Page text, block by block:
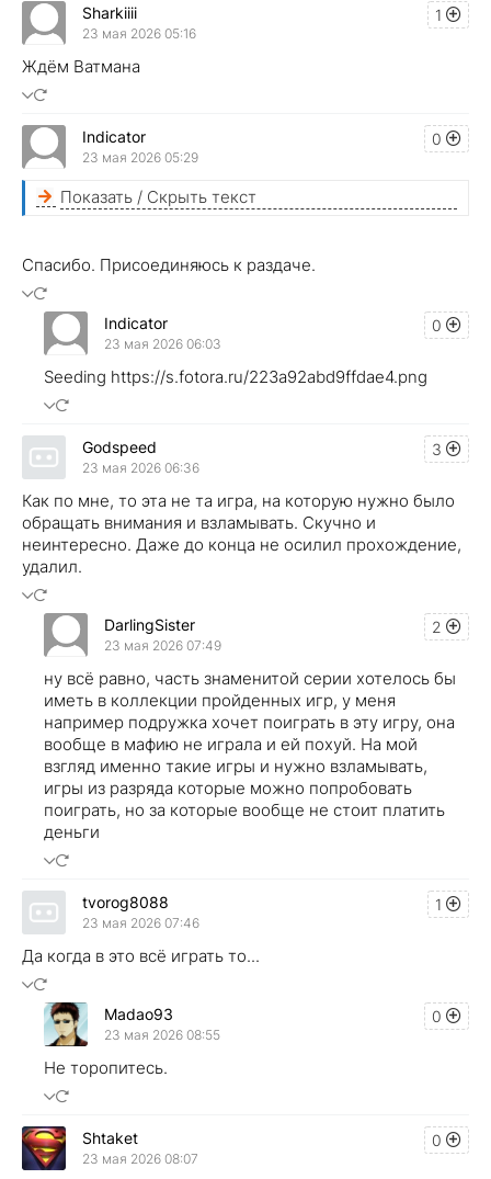
1
Sharkiiii
23 мая 2026 05:16
Ждём Ватмана
0
Indicator
23 мая 2026 05:29
Показать / Скрыть текст
Спасибо. Присоединяюсь к раздаче.
0
Indicator
23 мая 2026 06:03
Seeding https://s.fotora.ru/223a92abd9ffdae4.png
3
Godspeed
23 мая 2026 06:36
Как по мне, то эта не та игра, на которую нужно было
обращать внимания и взламывать. Скучно и
неинтересно. Даже до конца не осилил прохождение,
удалил.
2
DarlingSister
23 мая 2026 07:49
ну всё равно, часть знаменитой серии хотелось бы
иметь в коллекции пройденных игр, у меня
например подружка хочет поиграть в эту игру, она
вообще в мафию не играла и ей похуй. На мой
взгляд именно такие игры и нужно взламывать,
игры из разряда которые можно попробовать
поиграть, но за которые вообще не стоит платить
деньги
1
tvorog8088
23 мая 2026 07:46
Да когда в это всё играть то...
0
Madao93
23 мая 2026 08:55
Не торопитесь.
0
Shtaket
23 мая 2026 08:07